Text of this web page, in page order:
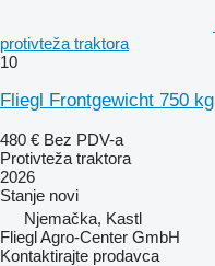
protivteža traktora
10
Fliegl Frontgewicht 750 kg
480 € Bez PDV-a
Protivteža traktora
2026
Stanje novi
Njemačka, Kastl
Fliegl Agro-Center GmbH
Kontaktirajte prodavca